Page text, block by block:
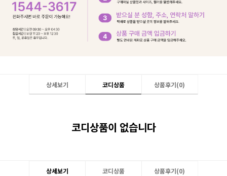
상세보기 코디상품 상품후기(0)
코디상품이 없습니다
상세보기 코디상품 상품후기(0)